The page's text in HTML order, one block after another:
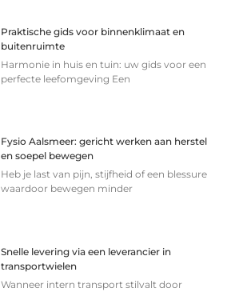
Praktische gids voor binnenklimaat en
buitenruimte
Harmonie in huis en tuin: uw gids voor een
perfecte leefomgeving Een
Fysio Aalsmeer: gericht werken aan herstel
en soepel bewegen
Heb je last van pijn, stijfheid of een blessure
waardoor bewegen minder
Snelle levering via een leverancier in
transportwielen
Wanneer intern transport stilvalt door